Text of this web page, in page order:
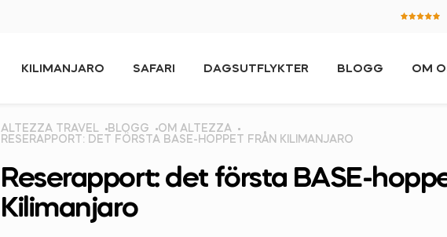
KILIMANJARO SAFARI DAGSUTFLYKTER BLOGG OM
ALTEZZA TRAVEL BLOGG
OM ALTEZZA
RESERAPPORT: DET FÖRSTA BASE-HOPPET FRÅN KILIMANJARO
Reserapport: det första BASE-
Kilimanjaro